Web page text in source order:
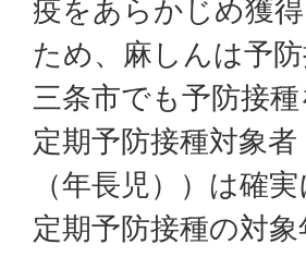
疫をあらかじめ獲
ため、麻しんは予
三条市でも予防接
定期予防接種対象
（年長児））は確
定期予防接種の対